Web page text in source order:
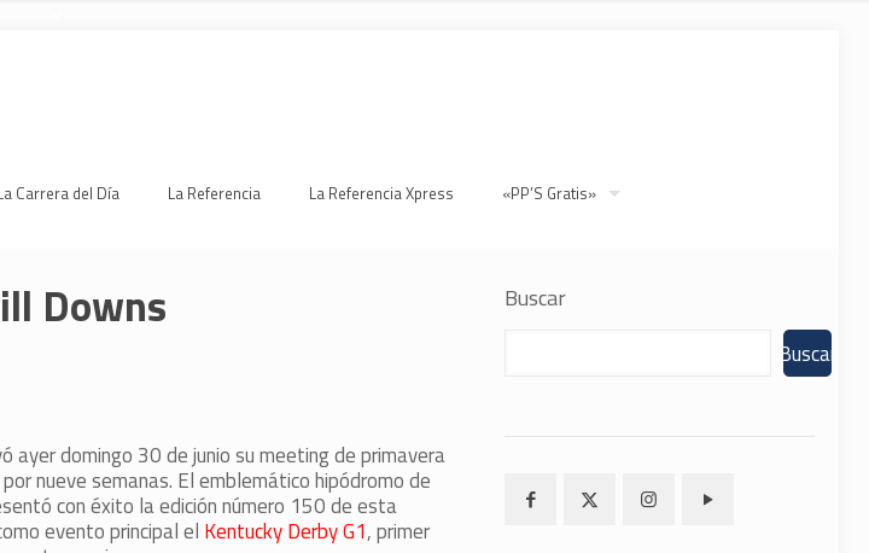
Carrera del Día La Referencia La Referencia Xpress «PP’S Gratis»
Downs
ayer domingo 30 de junio su meeting de primavera
nueve semanas. El emblemático hipódromo de
con éxito la edición número 150 de esta
evento principal el Kentucky Derby G1, primer
Buscar
Buscar